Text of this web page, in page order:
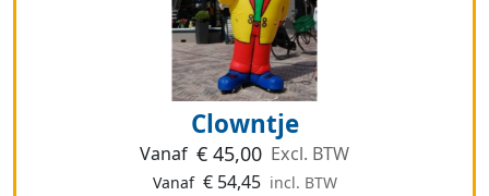
Clowntje
Vanaf € 45,00 Excl. BTW
Vanaf € 54,45 incl. BTW